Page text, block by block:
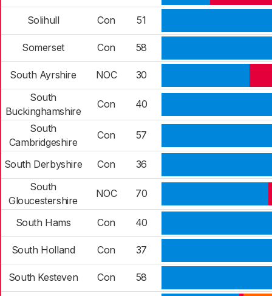
Solihull Con 51
Somerset Con 58
South Ayrshire NOC
30
South
Buckinghamshire
Con
40
South
Cambridgeshire
Con 57
South Derbyshire Con
36
South
Gloucestershire
NOC 70
South Hams Con 40
South Holland Con 37
South Kesteven Con 58